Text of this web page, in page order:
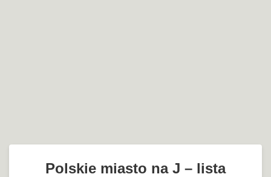
Polskie miasto na J – lista